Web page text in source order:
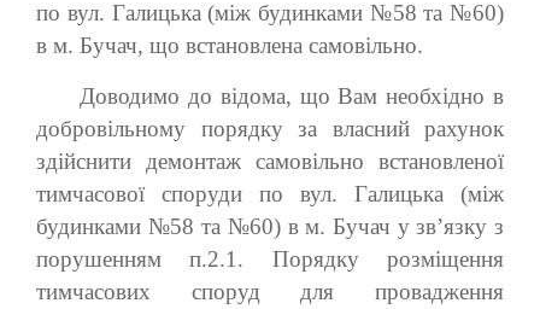
по вул. Галицька (між будинками №58 та №60)
в м. Бучач, що встановлена самовільно.
Доводимо до відома, що Вам необхідно в
добровільному порядку за власний рахунок
здійснити демонтаж самовільно встановленої
тимчасової споруди по вул. Галицька (між
будинками №58 та №60) в м. Бучач у зв’язку з
порушенням п.2.1. Порядку розміщення
тимчасових споруд для провадження